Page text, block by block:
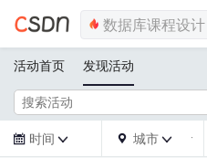
活动首页 发现活动
 时间   城市 